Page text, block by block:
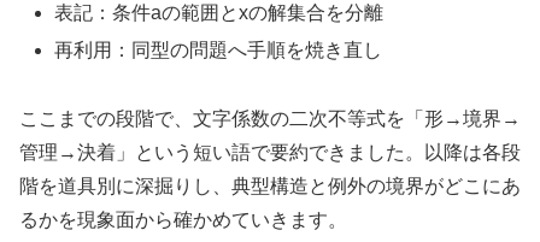
表記：条件aの範囲とxの解集合を分離
再利用：同型の問題へ手順を焼き直し
ここまでの段階で、文字係数の二次不等式を「形→境界→
管理→決着」という短い語で要約できました。以降は各段
階を道具別に深掘りし、典型構造と例外の境界がどこにあ
るかを現象面から確かめていきます。